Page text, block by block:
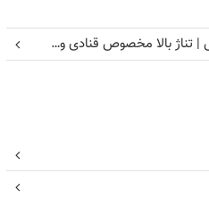
بالا مخصوص قنادی و…